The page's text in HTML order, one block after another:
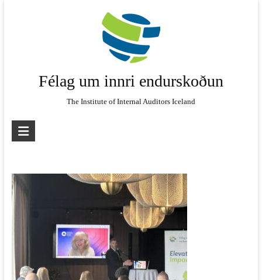
Félag um innri endurskoðun
The Institute of Internal Auditors Iceland